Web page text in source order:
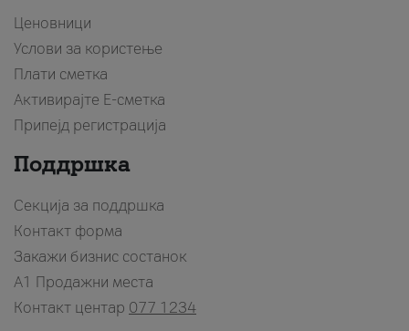
Ценовници
Услови за користење
Плати сметка
Активирајте Е-сметка
Припејд регистрација
Поддршка
Секција за поддршка
Контакт форма
Закажи бизнис состанок
A1 Продажни места
Контакт центар 077 1234